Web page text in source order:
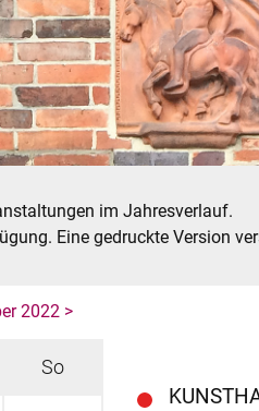
im Jahresverlauf.
Eine gedruckte Version
2022 >
So